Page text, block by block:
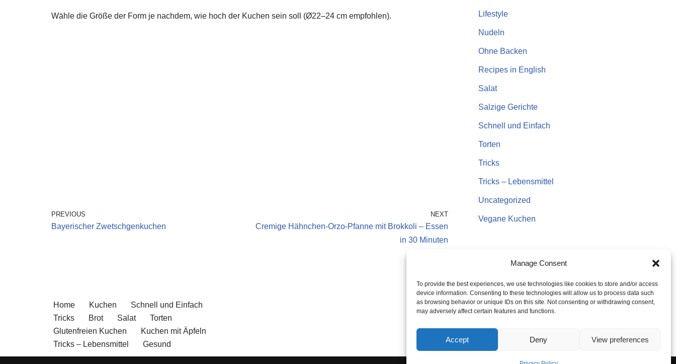
Manage Consent
To provide the best experiences, we use technologies like cookies to store and/or access
device information. Consenting to these technologies will allow us to process data such
as browsing behavior or unique IDs on this site. Not consenting or withdrawing consent,
may adversely affect certain features and functions.
Accept Deny View preferences
Wähle die Größe der Form je nachdem, wie hoch der Kuchen sein soll (Ø22–24 cm empfohlen).
PREVIOUS
Bayerischer Zwetschgenkuchen
NEXT
Cremige Hähnchen-Orzo-Pfanne mit Brokkoli – Essen
in 30 Minuten
Lifestyle
Nudeln
Ohne Backen
Recipes in English
Salat
Salzige Gerichte
Schnell und Einfach
Torten
Tricks
Tricks – Lebensmittel
Uncategorized
Vegane Kuchen
Home Kuchen
Schnell und Einfach
Tricks
Brot Salat
Torten
Glutenfreien Kuchen
Kuchen mit Äpfeln
Tricks – Lebensmittel
Gesund